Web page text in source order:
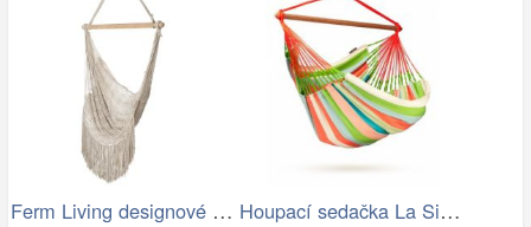
Ferm Living designové houpací sítě Path… Houpací sedačka La Siesta DOMINGO - IN